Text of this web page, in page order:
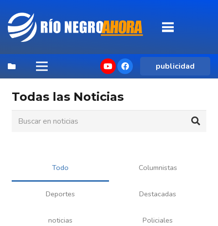
publicidad
Todas las Noticias
Todo Columnistas
Deportes Destacadas
noticias Policiales